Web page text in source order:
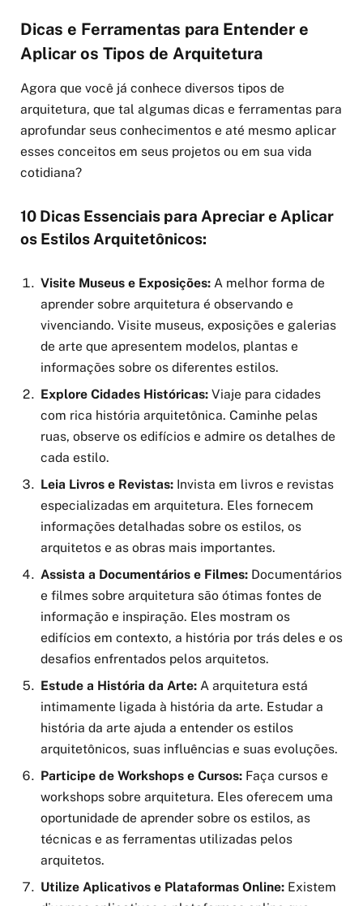
Dicas e Ferramentas para Entender e
Aplicar os Tipos de Arquitetura
Agora que você já conhece diversos tipos de
arquitetura, que tal algumas dicas e ferramentas para
aprofundar seus conhecimentos e até mesmo aplicar
esses conceitos em seus projetos ou em sua vida
cotidiana?
10 Dicas Essenciais para Apreciar e Aplicar
os Estilos Arquitetônicos:
Visite Museus e Exposições: A melhor forma de
aprender sobre arquitetura é observando e
vivenciando. Visite museus, exposições e galerias
de arte que apresentem modelos, plantas e
informações sobre os diferentes estilos.
Explore Cidades Históricas: Viaje para cidades
com rica história arquitetônica. Caminhe pelas
ruas, observe os edifícios e admire os detalhes de
cada estilo.
Leia Livros e Revistas: Invista em livros e revistas
especializadas em arquitetura. Eles fornecem
informações detalhadas sobre os estilos, os
arquitetos e as obras mais importantes.
Assista a Documentários e Filmes: Documentários
e filmes sobre arquitetura são ótimas fontes de
informação e inspiração. Eles mostram os
edifícios em contexto, a história por trás deles e os
desafios enfrentados pelos arquitetos.
Estude a História da Arte: A arquitetura está
intimamente ligada à história da arte. Estudar a
história da arte ajuda a entender os estilos
arquitetônicos, suas influências e suas evoluções.
Participe de Workshops e Cursos: Faça cursos e
workshops sobre arquitetura. Eles oferecem uma
oportunidade de aprender sobre os estilos, as
técnicas e as ferramentas utilizadas pelos
arquitetos.
Utilize Aplicativos e Plataformas Online: Existem